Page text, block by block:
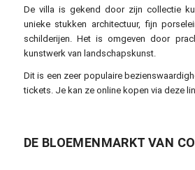
De villa is gekend door zijn collectie
unieke stukken architectuur, fijn
schilderijen. Het is omgeven door
kunstwerk van landschapskunst.
Dit is een zeer populaire
tickets. Je kan ze online kopen via deze
DE BLOEMENMARKT VAN